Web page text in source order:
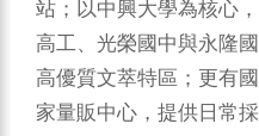
站；以中興大學為核心
高工、光榮國中與永隆
高優質文萃特區；更有
家量販中心，提供日常